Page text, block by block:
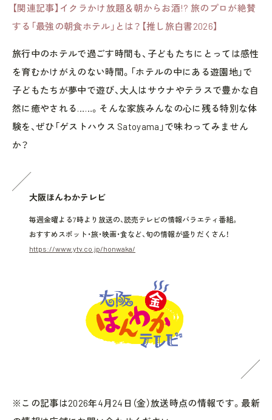
【関連記事】イクラかけ放題＆朝からお酒!? 旅のプロが絶賛
する「最強の朝食ホテル」とは？【推し旅白書2026】
旅行中のホテルで過ごす時間も、子どもたちにとっては感性
を育むかけがえのない時間。「ホテルの中にある遊園地」で
子どもたちが夢中で遊び、大人はサウナやテラスで豊かな自
然に癒やされる……。そんな家族みんなの心に残る特別な体
験を、ぜひ「ゲストハウス Satoyama」で味わってみません
か？
大阪ほんわかテレビ
毎週金曜よる7時より放送の、読売テレビの情報バラエティ番組。
おすすめスポット・旅・映画・食など、旬の情報が盛りだくさん！
https://www.ytv.co.jp/honwaka/
※この記事は2026年4月24日（金）放送時点の情報です。最新